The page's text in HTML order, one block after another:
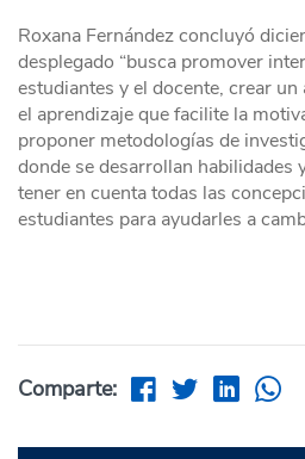
Roxana Fernández concluyó
desplegado “busca promover
estudiantes y el docente, crear
el aprendizaje que facilite la
proponer metodologías de
donde se desarrollan habilidades
tener en cuenta todas las
estudiantes para ayudarles a
Comparte: